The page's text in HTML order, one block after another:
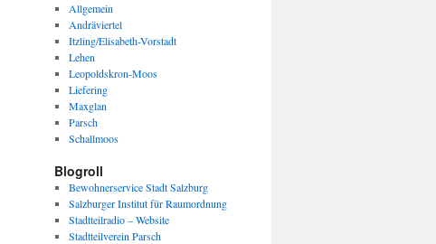
Allgemein
Andräviertel
Itzling/Elisabeth-Vorstadt
Lehen
Leopoldskron-Moos
Liefering
Maxglan
Parsch
Schallmoos
Blogroll
Bewohnerservice Stadt Salzburg
Salzburger Institut für Raumordnung
Stadtteilradio – Website
Stadtteilverein Parsch